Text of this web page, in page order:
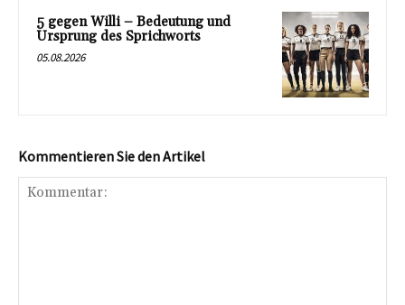
5 gegen Willi – Bedeutung und
Ursprung des Sprichworts
05.08.2026
Kommentieren Sie den Artikel